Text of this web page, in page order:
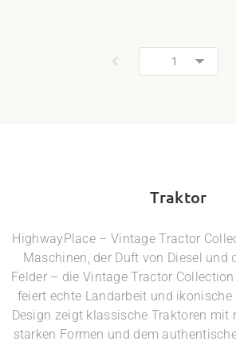
Traktor
HighwayPlace – Vintage Tractor
Maschinen, der Duft von Diesel und
Felder – die Vintage Tractor
feiert echte Landarbeit und ikonische
Design zeigt klassische Traktoren mit
starken Formen und dem